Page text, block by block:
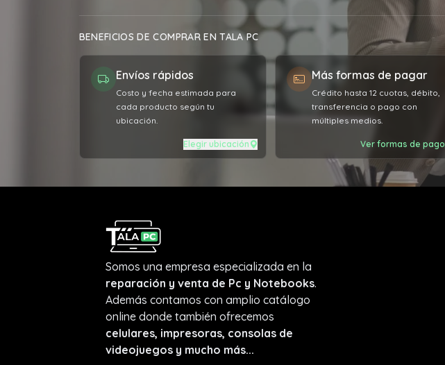
BENEFICIOS DE COMPRAR EN TALA PC
Envíos rápidos
Costo y fecha estimada para
cada producto según tu
ubicación.
Elegir ubicación
Más formas de pagar
Crédito hasta 12 cuotas, débito,
transferencia o pago con
múltiples medios.
Ver formas de pago
Somos una empresa especializada en la
reparación y venta de Pc y Notebooks.
Además contamos con amplio catálogo
online donde también ofrecemos
celulares, impresoras, consolas de
videojuegos y mucho más...